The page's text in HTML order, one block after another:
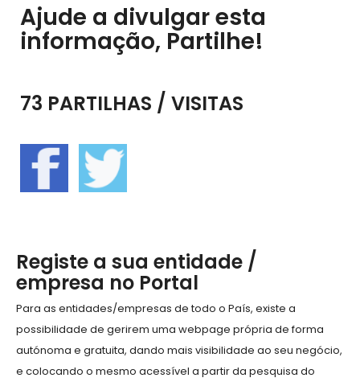
Ajude a divulgar esta
informação, Partilhe!
73 PARTILHAS / VISITAS
Registe a sua entidade /
empresa no Portal
Para as entidades/empresas de todo o País, existe a
possibilidade de gerirem uma webpage própria de forma
autónoma e gratuita, dando mais visibilidade ao seu negócio,
e colocando o mesmo acessível a partir da pesquisa do